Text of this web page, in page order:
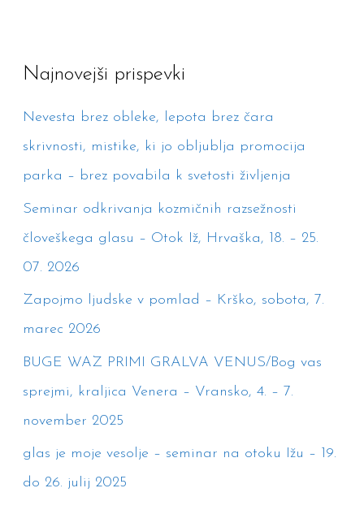
c
h
f
o
r
Najnovejši prispevki
Nevesta brez obleke, lepota brez čara
skrivnosti, mistike, ki jo obljublja promocija
parka – brez povabila k svetosti življenja
Seminar odkrivanja kozmičnih razsežnosti
človeškega glasu – Otok Iž, Hrvaška, 18. – 25.
07. 2026
Zapojmo ljudske v pomlad – Krško, sobota, 7.
marec 2026
BUGE WAZ PRIMI GRALVA VENUS/Bog vas
sprejmi, kraljica Venera – Vransko, 4. – 7.
november 2025
glas je moje vesolje – seminar na otoku Ižu – 19.
do 26. julij 2025